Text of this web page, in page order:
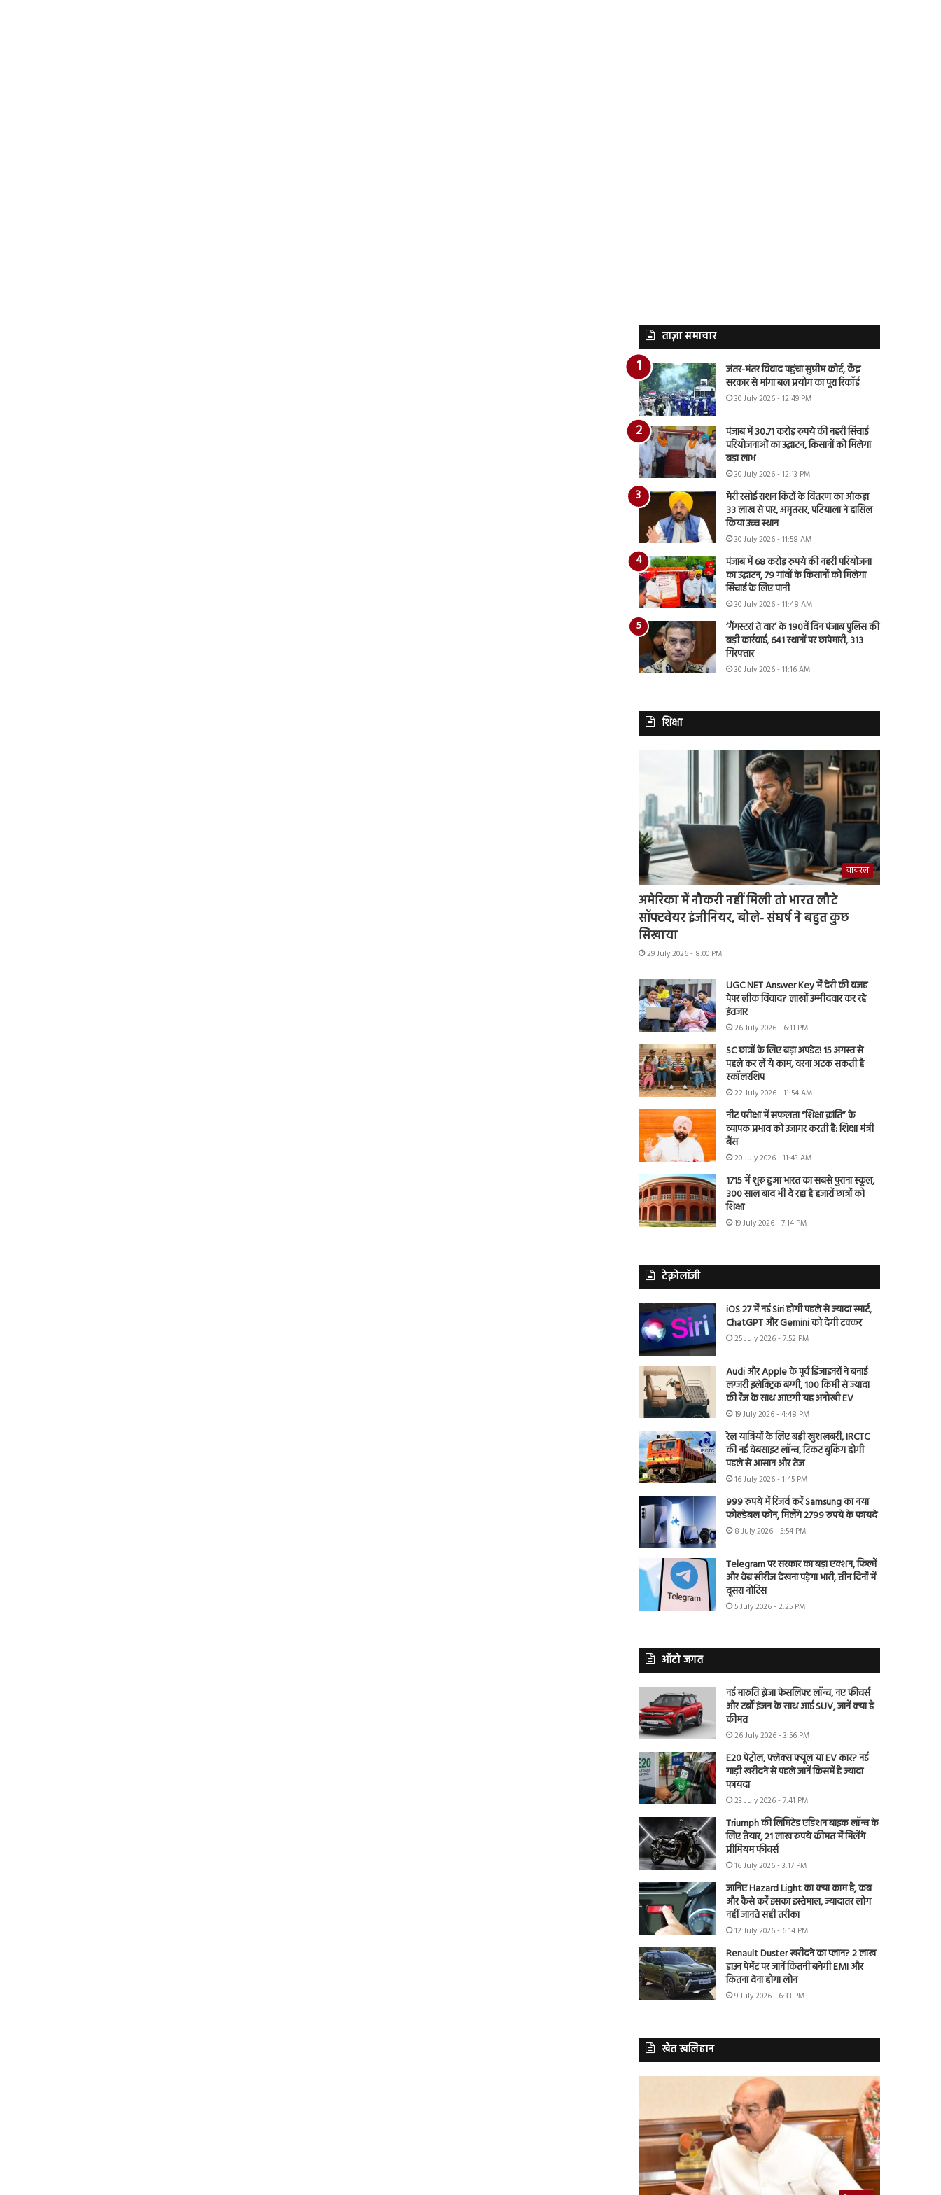
ताज़ा समाचार
जंतर-मंतर विवाद पहुंचा सुप्रीम कोर्ट, केंद्र
सरकार से मांगा बल प्रयोग का पूरा रिकॉर्ड
30 July 2026 - 12:49 PM
पंजाब में 30.71 करोड़ रुपये की नहरी सिंचाई
परियोजनाओं का उद्घाटन, किसानों को मिलेगा
बड़ा लाभ
30 July 2026 - 12:13 PM
मेरी रसोई राशन किटों के वितरण का आंकड़ा
33 लाख से पार, अमृतसर, पटियाला ने हासिल
किया उच्च स्थान
30 July 2026 - 11:58 AM
पंजाब में 68 करोड़ रुपये की नहरी परियोजना
का उद्घाटन, 79 गांवों के किसानों को मिलेगा
सिंचाई के लिए पानी
30 July 2026 - 11:48 AM
‘गैंगस्टरां ते वार’ के 190वें दिन पंजाब पुलिस की
बड़ी कार्रवाई, 641 स्थानों पर छापेमारी, 313
गिरफ्तार
30 July 2026 - 11:16 AM
शिक्षा
वायरल
अमेरिका में नौकरी नहीं मिली तो भारत लौटे
सॉफ्टवेयर इंजीनियर, बोले- संघर्ष ने बहुत कुछ
सिखाया
29 July 2026 - 8:00 PM
UGC NET Answer Key में देरी की वजह
पेपर लीक विवाद? लाखों उम्मीदवार कर रहे
इंतजार
26 July 2026 - 6:11 PM
SC छात्रों के लिए बड़ा अपडेट! 15 अगस्त से
पहले कर लें ये काम, वरना अटक सकती है
स्कॉलरशिप
22 July 2026 - 11:54 AM
नीट परीक्षा में सफलता “शिक्षा क्रांति” के
व्यापक प्रभाव को उजागर करती है: शिक्षा मंत्री
बैंस
20 July 2026 - 11:43 AM
1715 में शुरू हुआ भारत का सबसे पुराना स्कूल,
300 साल बाद भी दे रहा है हजारों छात्रों को
शिक्षा
19 July 2026 - 7:14 PM
टेक्नोलॉजी
iOS 27 में नई Siri होगी पहले से ज्यादा स्मार्ट,
ChatGPT और Gemini को देगी टक्कर
25 July 2026 - 7:52 PM
Audi और Apple के पूर्व डिजाइनरों ने बनाई
लग्जरी इलेक्ट्रिक बग्गी, 100 किमी से ज्यादा
की रेंज के साथ आएगी यह अनोखी EV
19 July 2026 - 4:48 PM
रेल यात्रियों के लिए बड़ी खुशखबरी, IRCTC
की नई वेबसाइट लॉन्च, टिकट बुकिंग होगी
पहले से आसान और तेज
16 July 2026 - 1:45 PM
999 रुपये में रिजर्व करें Samsung का नया
फोल्डेबल फोन, मिलेंगे 2799 रुपये के फायदे
8 July 2026 - 5:54 PM
Telegram पर सरकार का बड़ा एक्शन, फिल्में
और वेब सीरीज देखना पड़ेगा भारी, तीन दिनों में
दूसरा नोटिस
5 July 2026 - 2:25 PM
ऑटो जगत
नई मारुति ब्रेजा फेसलिफ्ट लॉन्च, नए फीचर्स
और टर्बो इंजन के साथ आई SUV, जानें क्या है
कीमत
26 July 2026 - 3:56 PM
E20 पेट्रोल, फ्लेक्स फ्यूल या EV कार? नई
गाड़ी खरीदने से पहले जानें किसमें है ज्यादा
फायदा
23 July 2026 - 7:41 PM
Triumph की लिमिटेड एडिशन बाइक लॉन्च के
लिए तैयार, 21 लाख रुपये कीमत में मिलेंगे
प्रीमियम फीचर्स
16 July 2026 - 3:17 PM
जानिए Hazard Light का क्या काम है, कब
और कैसे करें इसका इस्तेमाल, ज्यादातर लोग
नहीं जानते सही तरीका
12 July 2026 - 6:14 PM
Renault Duster खरीदने का प्लान? 2 लाख
डाउन पेमेंट पर जानें कितनी बनेगी EMI और
कितना देना होगा लोन
9 July 2026 - 6:33 PM
खेत खलिहान